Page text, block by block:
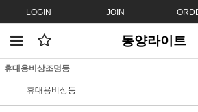
LOGIN JOIN
동양라이트
휴대용비상조명등
휴대용비상등